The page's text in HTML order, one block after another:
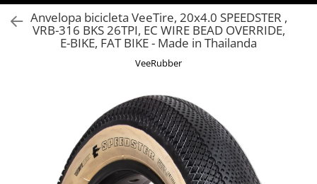
https://www.doctortrotineta.ro/electrica
Acceleratie
Contact cu cheie
Anvelopa bicicleta VeeTire, 20x4.0 SPEEDSTER ,
VRB-316 BKS 26TPI, EC WIRE BEAD OVERRIDE,
E-BIKE, FAT BIKE - Made in Thailanda
VeeRubber